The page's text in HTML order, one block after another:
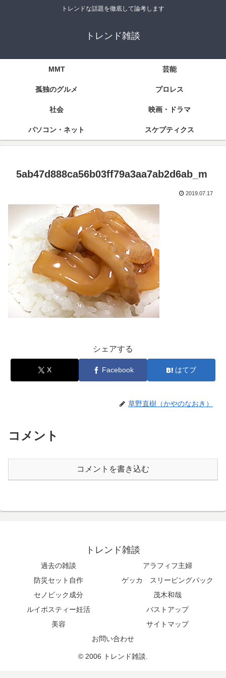
トレンドな話題を徹底して論考します
トレンド雑談
MMT 芸能
孤独のグルメ プロレス
社会 映画・ドラマ
パソコン・ネット スケプティクス
5ab47d888ca56b03ff79a3aa7ab2d6ab_m
2019.07.17
シェアする
X Facebook はてブ
草野直樹（かやのなおき）
コメント
コメントを書き込む
トレンド雑談
過去の雑談
アラフィフ主婦
防災セット自作
ゲッカ スリーピングパック
セノビック成分
茂木和哉
ルイボスティー妊活
バストアップ
美容
サイトマップ
お問い合わせ
© 2006 トレンド雑談.